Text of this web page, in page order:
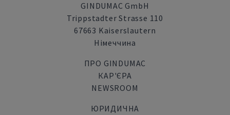
GINDUMAC GmbH
Trippstadter Strasse 110
67663 Kaiserslautern
Німеччина
ПРО GINDUMAC
КАР'ЄРА
NEWSROOM
ЮРИДИЧНА